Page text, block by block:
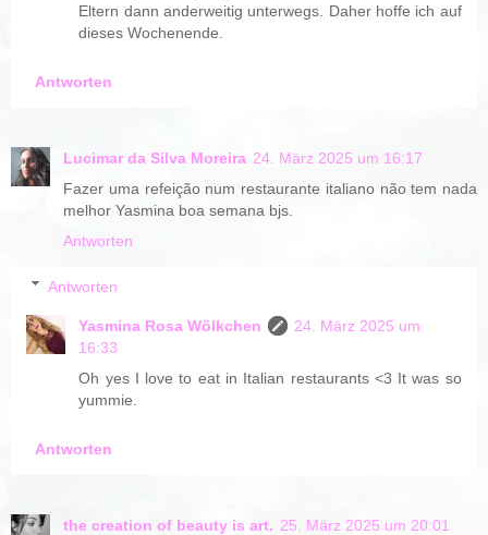
Eltern dann anderweitig unterwegs. Daher hoffe ich auf
dieses Wochenende.
Antworten
Lucimar da Silva Moreira 24. März 2025 um 16:17
Fazer uma refeição num restaurante italiano não tem nada
melhor Yasmina boa semana bjs.
Antworten
Antworten
Yasmina Rosa Wölkchen
24. März 2025 um
16:33
Oh yes I love to eat in Italian restaurants <3 It was so
yummie.
Antworten
the creation of beauty is art. 25. März 2025 um 20:01